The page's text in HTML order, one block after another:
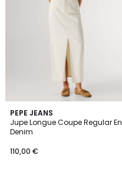
PEPE JEANS
Jupe Longue Coupe Regular En
Denim
110,00 €